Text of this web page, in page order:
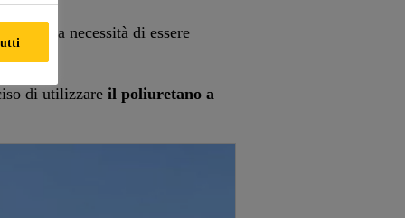
la necessità di essere
di utilizzare il poliuretano a